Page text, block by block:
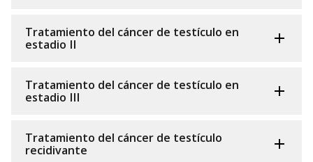
Tratamiento del cáncer de testículo en
estadio II
Tratamiento del cáncer de testículo en
estadio III
Tratamiento del cáncer de testículo
recidivante